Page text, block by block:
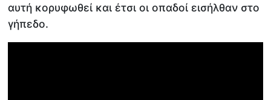
αυτή κορυφωθεί και έτσι οι οπαδοί εισήλθαν στο
γήπεδο.